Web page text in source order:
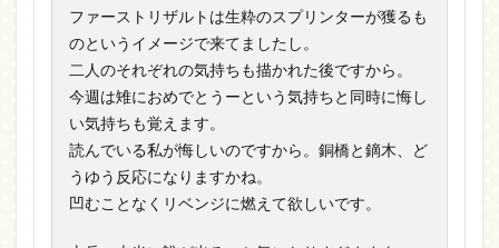
ファーストリザルトは生粋のスプリンターが獲るも
のというイメージで来てましたし。
二人のそれぞれの気持ちも描かれた後ですから。
今週は雉におめでとうーという気持ちと同時に悔し
い気持ちも覚えます。
読んでいる私が悔しいのですから。銅橋と鏑木、ど
うゆう反応になりますかね。
凹むことなくリベンジに燃えて欲しいです。